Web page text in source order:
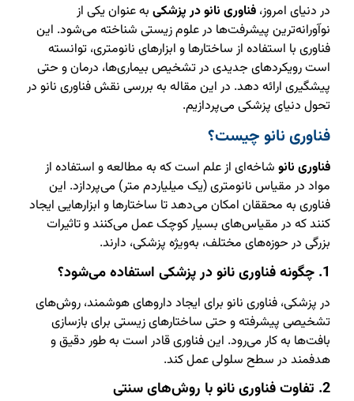
در دنیای امروز، فناوری نانو در پزشکی به عنوان یکی از
نوآورانه‌ترین پیشرفت‌ها در علوم زیستی شناخته می‌شود. این
فناوری با استفاده از ساختارها و ابزارهای نانومتری، توانسته
است رویکردهای جدیدی در تشخیص بیماری‌ها، درمان و حتی
پیشگیری ارائه دهد. در این مقاله به بررسی نقش فناوری نانو در
تحول دنیای پزشکی می‌پردازیم.
فناوری نانو چیست؟
فناوری نانو شاخه‌ای از علم است که به مطالعه و استفاده از
مواد در مقیاس نانومتری (یک میلیاردم متر) می‌پردازد. این
فناوری به محققان امکان می‌دهد تا ساختارها و ابزارهایی ایجاد
کنند که در مقیاس‌های بسیار کوچک عمل می‌کنند و تاثیرات
بزرگی در حوزه‌های مختلف، به‌ویژه پزشکی، دارند.
1. چگونه فناوری نانو در پزشکی استفاده می‌شود؟
در پزشکی، فناوری نانو برای ایجاد داروهای هوشمند، روش‌های
تشخیصی پیشرفته و حتی ساختارهای زیستی برای بازسازی
بافت‌ها به کار می‌رود. این فناوری قادر است به طور دقیق و
هدفمند در سطح سلولی عمل کند.
2. تفاوت فناوری نانو با روش‌های سنتی